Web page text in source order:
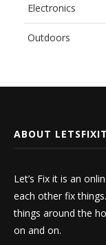
Electronics
Outdoors
ABOUT LETSFIXIT
Let’s Fix it is an
each other fix
things around the
on and on.